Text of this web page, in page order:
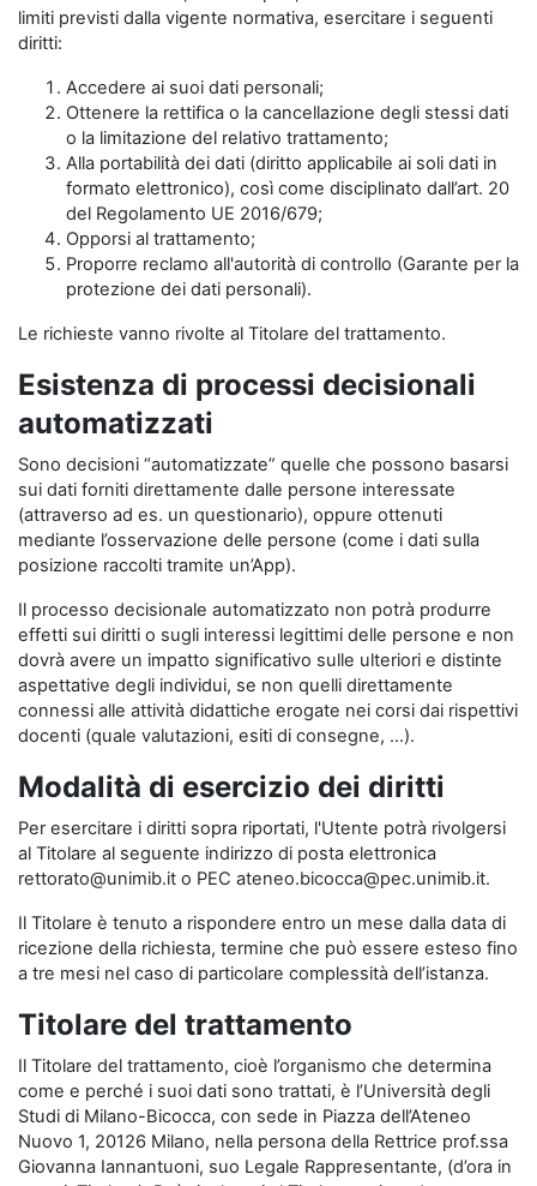
limiti previsti dalla vigente normativa, esercitare i seguenti
diritti:
Accedere ai suoi dati personali;
Ottenere la rettifica o la cancellazione degli stessi dati
o la limitazione del relativo trattamento;
Alla portabilità dei dati (diritto applicabile ai soli dati in
formato elettronico), così come disciplinato dall’art. 20
del Regolamento UE 2016/679;
Opporsi al trattamento;
Proporre reclamo all'autorità di controllo (Garante per la
protezione dei dati personali).
Le richieste vanno rivolte al Titolare del trattamento.
Esistenza di processi decisionali
automatizzati
Sono decisioni “automatizzate” quelle che possono basarsi
sui dati forniti direttamente dalle persone interessate
(attraverso ad es. un questionario), oppure ottenuti
mediante l’osservazione delle persone (come i dati sulla
posizione raccolti tramite un’App).
Il processo decisionale automatizzato non potrà produrre
effetti sui diritti o sugli interessi legittimi delle persone e non
dovrà avere un impatto significativo sulle ulteriori e distinte
aspettative degli individui, se non quelli direttamente
connessi alle attività didattiche erogate nei corsi dai rispettivi
docenti (quale valutazioni, esiti di consegne, …).
Modalità di esercizio dei diritti
Per esercitare i diritti sopra riportati, l'Utente potrà rivolgersi
al Titolare al seguente indirizzo di posta elettronica
rettorato@unimib.it o PEC ateneo.bicocca@pec.unimib.it.
Il Titolare è tenuto a rispondere entro un mese dalla data di
ricezione della richiesta, termine che può essere esteso fino
a tre mesi nel caso di particolare complessità dell’istanza.
Titolare del trattamento
Il Titolare del trattamento, cioè l’organismo che determina
come e perché i suoi dati sono trattati, è l’Università degli
Studi di Milano-Bicocca, con sede in Piazza dell’Ateneo
Nuovo 1, 20126 Milano, nella persona della Rettrice prof.ssa
Giovanna Iannantuoni, suo Legale Rappresentante, (d’ora in